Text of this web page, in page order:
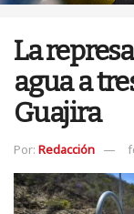
La
agua a
Guajira
Por: Redacción